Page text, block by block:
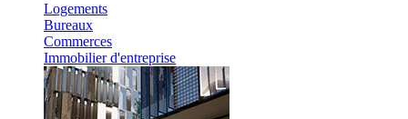
Logements
Bureaux
Commerces
Immobilier d'entreprise